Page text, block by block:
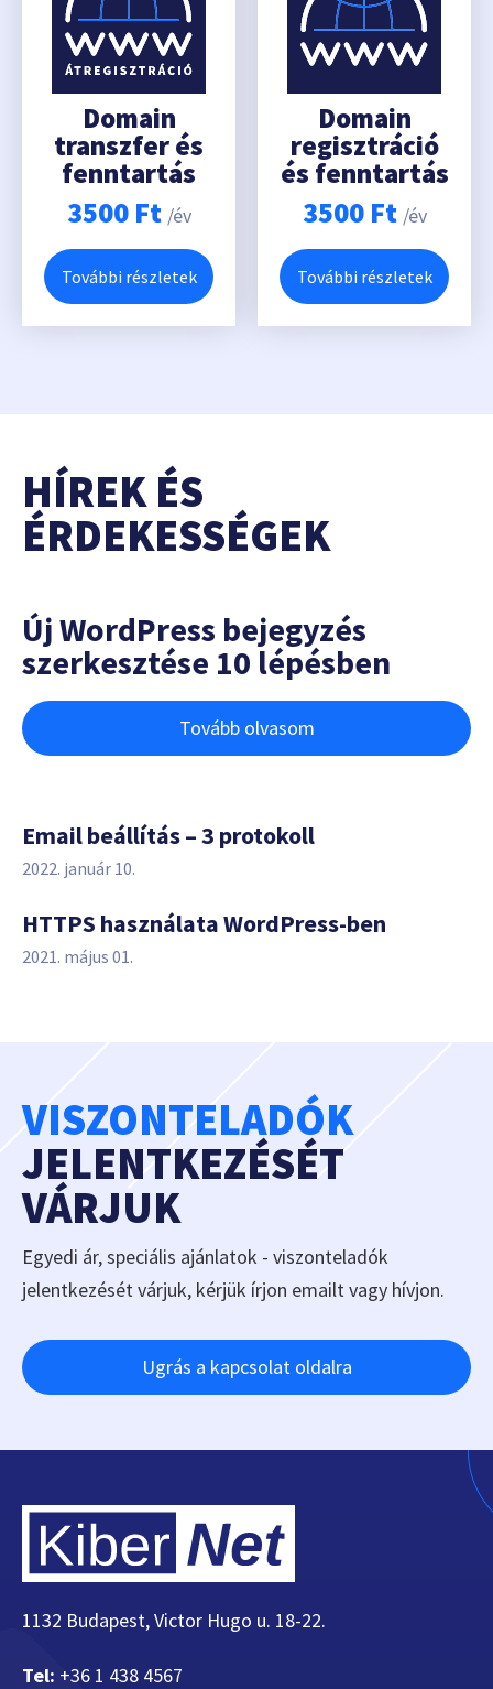
Domain
transzfer és
fenntartás
3500 Ft /év
További részletek
Domain
regisztráció
és fenntartás
3500 Ft /év
További részletek
HÍREK ÉS
ÉRDEKESSÉGEK
Új WordPress bejegyzés
szerkesztése 10 lépésben
Tovább olvasom
Email beállítás – 3 protokoll
2022. január 10.
HTTPS használata WordPress-ben
2021. május 01.
VISZONTELADÓK
JELENTKEZÉSÉT
VÁRJUK
Egyedi ár, speciális ajánlatok - viszonteladók
jelentkezését várjuk, kérjük írjon emailt vagy hívjon.
Ugrás a kapcsolat oldalra
1132 Budapest, Victor Hugo u. 18-22.
Tel: +36 1 438 4567